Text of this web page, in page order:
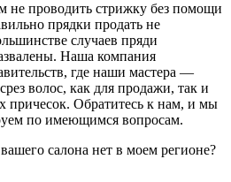
не проводить стрижку без помощи
прядки продать не
случаев пряди
Наша компания
где наши мастера —
волос, как для продажи, так и
причесок. Обратитесь к нам, и мы
по имеющимся вопросам.
салона нет в моем регионе?